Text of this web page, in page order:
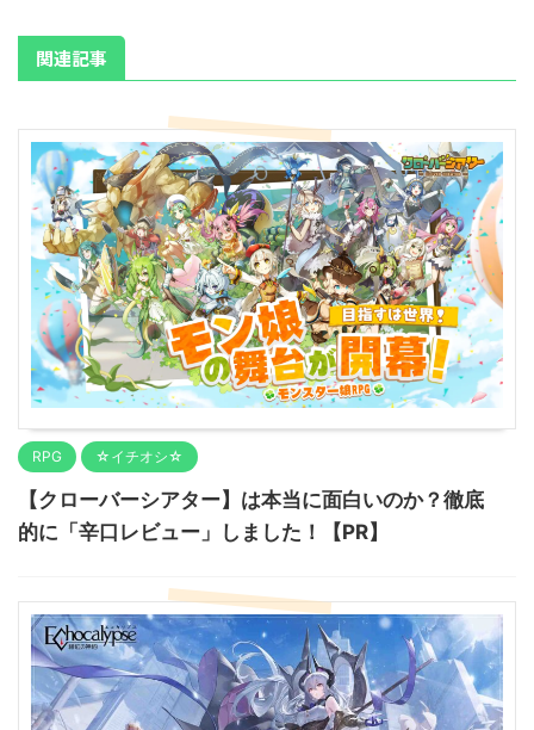
関連記事
RPG ☆イチオシ☆
【クローバーシアター】は本当に面白いのか？徹底
的に「辛口レビュー」しました！【PR】